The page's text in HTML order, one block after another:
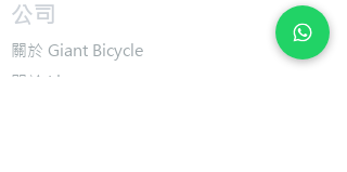
​公司
​關於 Giant Bicycle
​關於 Liv